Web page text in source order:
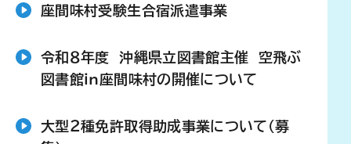
座間味村受験生合宿派遣事業
令和８年度 沖縄県立図書館主催 空飛ぶ
図書館ｉｎ座間味村の開催について
大型２種免許取得助成事業について（募